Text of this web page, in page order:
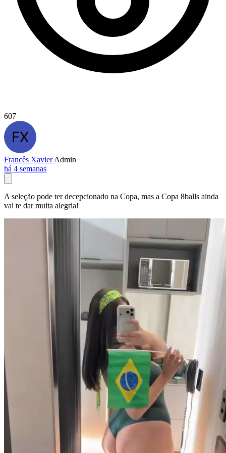
607
Francês XavierAdmin
há 4 semanas
A seleção pode ter decepcionado na Copa, mas a Copa 8balls ainda
vai te dar muita alegria!